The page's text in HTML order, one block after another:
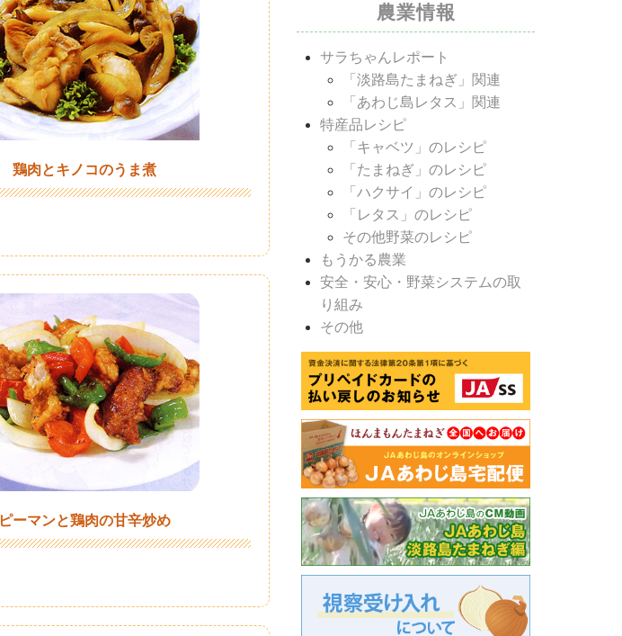
鶏肉とキノコのうま煮
ピーマンと鶏肉の甘辛炒め
農業情報
サラちゃんレポート
「淡路島たまねぎ」関連
「あわじ島レタス」関連
特産品レシピ
「キャベツ」のレシピ
「たまねぎ」のレシピ
「ハクサイ」のレシピ
「レタス」のレシピ
その他野菜のレシピ
もうかる農業
安全・安心・野菜システムの取
り組み
その他